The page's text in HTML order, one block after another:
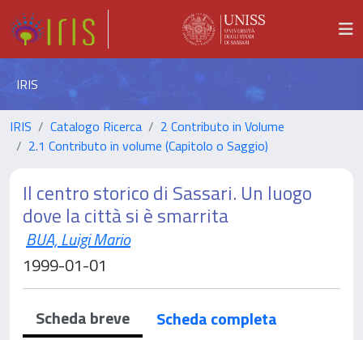
IRIS
IRIS Catalogo Ricerca
2 Contributo in Volume
2.1 Contributo in volume (Capitolo o Saggio)
Il centro storico di Sassari. Un luogo
dove la città si è smarrita
BUA, Luigi Mario
1999-01-01
Scheda breve
Scheda completa